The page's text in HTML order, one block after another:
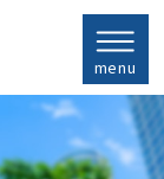
menu